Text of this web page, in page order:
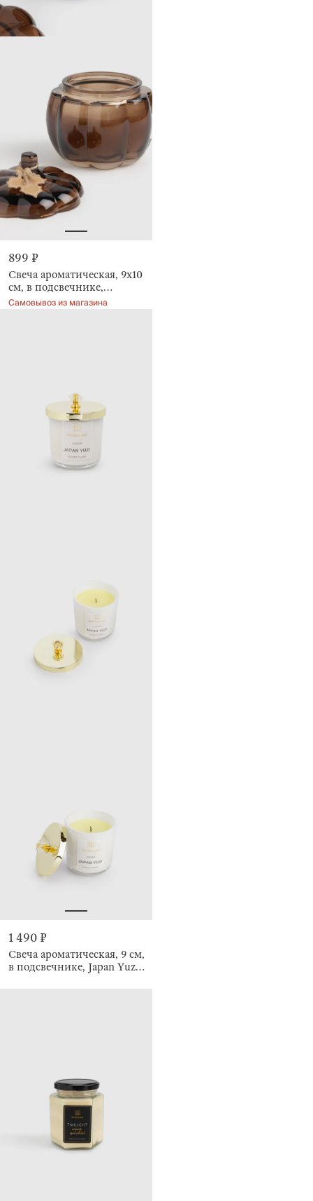
899 ₽
Свеча ароматическая, 9x10
см, в подсвечнике,
Pumpkin shape
Самовывоз из магазина
1 490 ₽
Свеча ароматическая, 9 см,
в подсвечнике, Japan Yuzi,